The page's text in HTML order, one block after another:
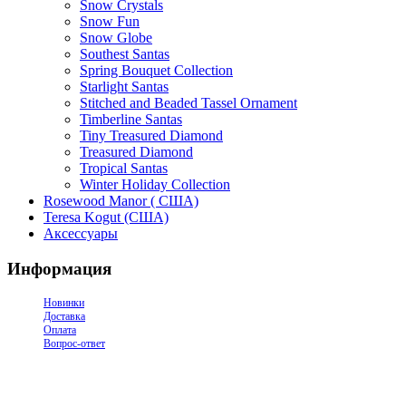
Snow Crystals
Snow Fun
Snow Globe
Southest Santas
Spring Bouquet Collection
Starlight Santas
Stitched and Beaded Tassel Ornament
Timberline Santas
Tiny Treasured Diamond
Treasured Diamond
Tropical Santas
Winter Holiday Collection
Rosewood Manor ( США)
Teresa Kogut (США)
Аксессуары
Информация
Новинки
Доставка
Оплата
Вопрос-ответ